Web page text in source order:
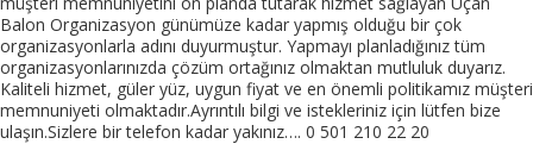
Balon Organizasyon günümüze kadar yapmış olduğu bir çok
organizasyonlarla adını duyurmuştur. Yapmayı planladığınız tüm
organizasyonlarınızda çözüm ortağınız olmaktan mutluluk duyarız.
Kaliteli hizmet, güler yüz, uygun fiyat ve en önemli politikamız müşteri
memnuniyeti olmaktadır.Ayrıntılı bilgi ve istekleriniz için lütfen bize
ulaşın.Sizlere bir telefon kadar yakınız…. 0 501 210 22 20